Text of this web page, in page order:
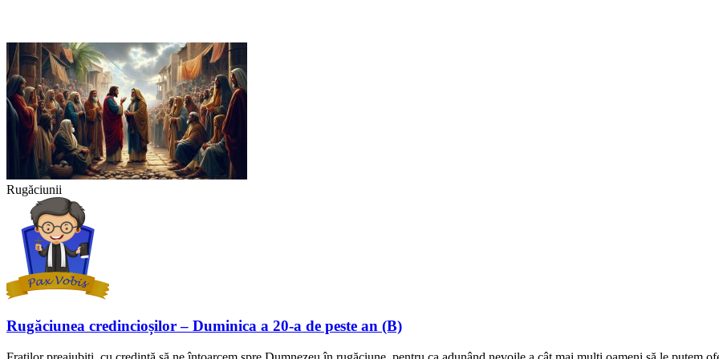
Rugăciunii
Rugăciunea credincioșilor – Duminica a 20-a de peste an (B)